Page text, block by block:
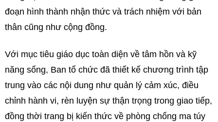
đoạn hình thành nhận thức và trách nhiệm với bản
thân cũng như cộng đồng.
Với mục tiêu giáo dục toàn diện về tâm hồn và kỹ
năng sống, Ban tổ chức đã thiết kế chương trình tập
trung vào các nội dung như quản lý cảm xúc, điều
chỉnh hành vi, rèn luyện sự thận trọng trong giao tiếp,
đồng thời trang bị kiến thức về phòng chống ma túy